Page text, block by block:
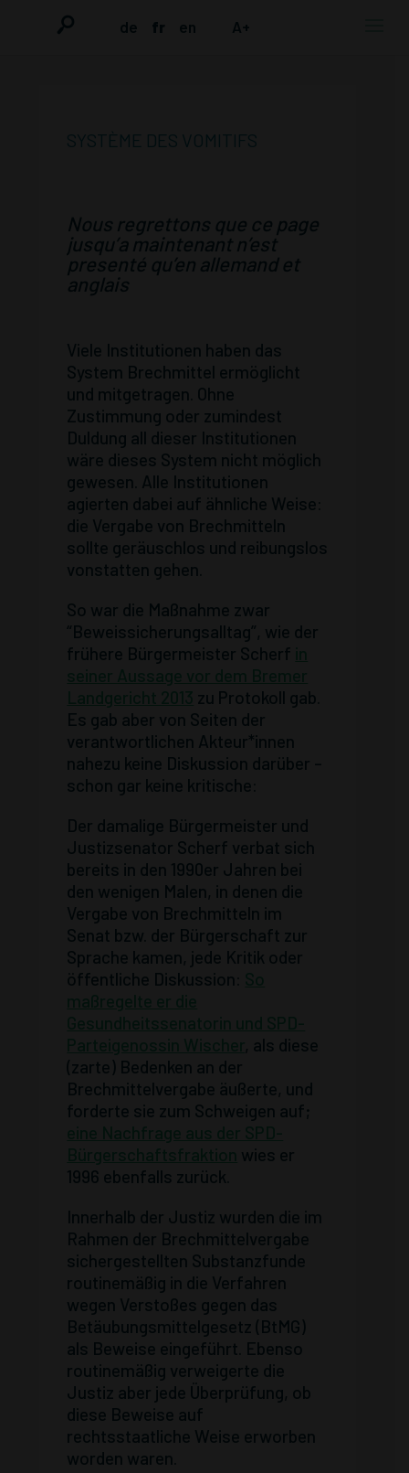
de fr en A+
SYSTÈME DES VOMITIFS
Nous regrettons que ce page
jusqu’a maintenant n’est
presenté qu’en allemand et
anglais
Viele Institutionen haben das
System Brechmittel ermöglicht
und mitgetragen. Ohne
Zustimmung oder zumindest
Duldung all dieser Institutionen
wäre dieses System nicht möglich
gewesen. Alle Institutionen
agierten dabei auf ähnliche Weise:
die Vergabe von Brechmitteln
sollte geräuschlos und reibungslos
vonstatten gehen.
So war die Maßnahme zwar
“Beweissicherungsalltag”, wie der
frühere Bürgermeister Scherf
zu Protokoll gab.
Es gab aber von Seiten der
verantwortlichen Akteur*innen
nahezu keine Diskussion darüber –
schon gar keine kritische:
Der damalige Bürgermeister und
Justizsenator Scherf verbat sich
bereits in den 1990er Jahren bei
den wenigen Malen, in denen die
Vergabe von Brechmitteln im
Senat bzw. der Bürgerschaft zur
Sprache kamen, jede Kritik oder
öffentliche Diskussion:
, als diese
(zarte) Bedenken an der
Brechmittelvergabe äußerte, und
forderte sie zum Schweigen auf;
wies er
1996 ebenfalls zurück.
Innerhalb der Justiz wurden die im
Rahmen der Brechmittelvergabe
sichergestellten Substanzfunde
routinemäßig in die Verfahren
wegen Verstoßes gegen das
Betäubungsmittelgesetz (BtMG)
als Beweise eingeführt. Ebenso
routinemäßig verweigerte die
Justiz aber jede Überprüfung, ob
diese Beweise auf
rechtsstaatliche Weise erworben
worden waren.